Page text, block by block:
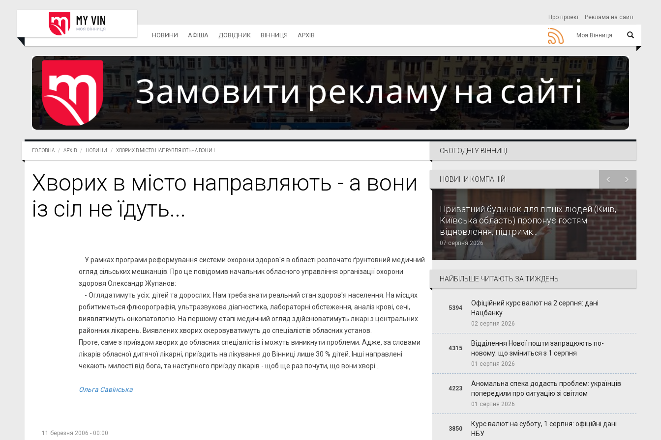
Про проект Реклама на сайті
Моя Вінниця
НОВИНИ АФІША ДОВІДНИК ВІННИЦЯ АРХІВ
ГОЛОВНА АРХІВ НОВИНИ ХВОРИХ В МІСТО НАПРАВЛЯЮТЬ - А ВОНИ І...
Хворих в місто направляють - а вони
із сіл не їдуть...
У рамках програми реформування системи охорони здоров'я в області розпочато ґрунтовний медичний
огляд сільських мешканців. Про це повідомив начальник обласного управління організації охорони
здоровя Олександр Жупанов:
- Оглядатимуть усіх: дітей та дорослих. Нам треба знати реальний стан здоров'я населення. На місцях
робитиметься флюорографія, ультразвукова діагностика, лабораторні обстеження, аналіз крові, сечі,
виявлятимуть онкопатологію. На першому етапі медичний огляд здійснюватимуть лікарі з центральних
районних лікарень. Виявлених хворих скеровуватимуть до спеціалістів обласних установ.
Проте, саме з приїздом хворих до обласних спеціалістів і можуть виникнути проблеми. Адже, за словами
лікарів обласної дитячої лікарні, приїздить на лікування до Вінниці лише 30 % дітей. Інші направлені
чекають милості від бога, та наступного приїзду лікарів - щоб ще раз почути, що вони хворі...
Ольга Савінська
11 березня 2006 - 00:00
СЬОГОДНІ У ВІННИЦІ
НОВИНИ КОМПАНІЙ
Приватний будинок для літніх людей (Київ,
Київська область) пропонує гостям
відновлення, підтримк...
07 серпня 2026
НАЙБІЛЬШЕ ЧИТАЮТЬ ЗА ТИЖДЕНЬ
5394
Офіційний курс валют на 2 серпня: дані
Нацбанку
02 серпня 2026
4315
Відділення Нової пошти запрацюють по-
новому: що зміниться з 1 серпня
01 серпня 2026
4223
Аномальна спека додасть проблем: українців
попередили про ситуацію зі світлом
01 серпня 2026
3850
Курс валют на суботу, 1 серпня: офіційні дані
НБУ